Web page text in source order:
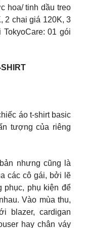
hoa/ tinh dầu treo
2 chai giá 120K, 3
01 gói
áo t-shirt basic
tượng của riêng
nhưng cũng là
các cô gái, bởi lẽ
phục, phụ kiện để
Vào mùa thu,
blazer, cardigan
hay chân váy